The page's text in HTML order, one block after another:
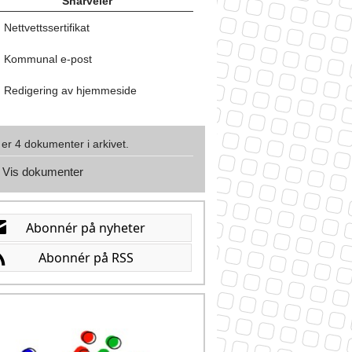
Nettvettssertifikat
Kommunal e-post
Redigering av hjemmeside
4 dokumenter i arkivet.
Vis dokumenter